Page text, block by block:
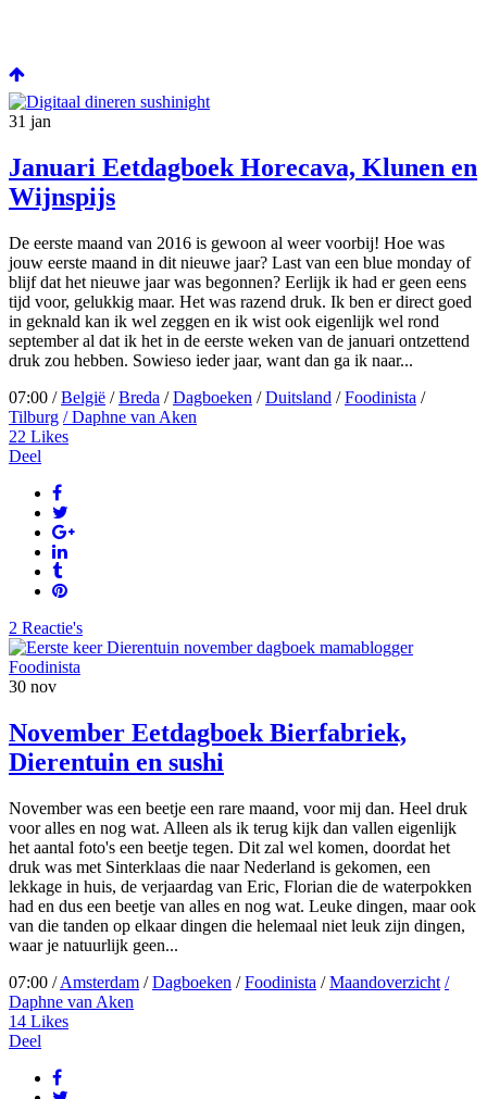
31 jan
Januari Eetdagboek Horecava, Klunen en
Wijnspijs
De eerste maand van 2016 is gewoon al weer voorbij! Hoe was
jouw eerste maand in dit nieuwe jaar? Last van een blue monday of
blijf dat het nieuwe jaar was begonnen? Eerlijk ik had er geen eens
tijd voor, gelukkig maar. Het was razend druk. Ik ben er direct goed
in geknald kan ik wel zeggen en ik wist ook eigenlijk wel rond
september al dat ik het in de eerste weken van de januari ontzettend
druk zou hebben. Sowieso ieder jaar, want dan ga ik naar...
07:00 /België /Breda /Dagboeken /Duitsland /Foodinista /
Tilburg / Daphne van Aken
22 Likes
Deel
2 Reactie's
30 nov
November Eetdagboek Bierfabriek,
Dierentuin en sushi
November was een beetje een rare maand, voor mij dan. Heel druk
voor alles en nog wat. Alleen als ik terug kijk dan vallen eigenlijk
het aantal foto's een beetje tegen. Dit zal wel komen, doordat het
druk was met Sinterklaas die naar Nederland is gekomen, een
lekkage in huis, de verjaardag van Eric, Florian die de waterpokken
had en dus een beetje van alles en nog wat. Leuke dingen, maar ook
van die tanden op elkaar dingen die helemaal niet leuk zijn dingen,
waar je natuurlijk geen...
07:00 /Amsterdam /Dagboeken /Foodinista /Maandoverzicht /
Daphne van Aken
14 Likes
Deel